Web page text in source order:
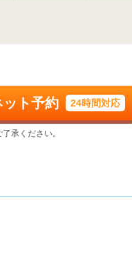
木
9/10
金
9/11
-
-
24時間対応
ット予約
承ください。